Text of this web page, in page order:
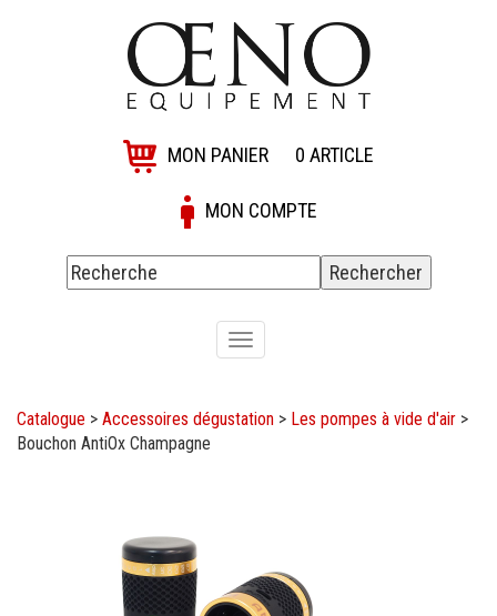
MON PANIER 0 ARTICLE
MON COMPTE
Toggle
navigation
Catalogue > Accessoires dégustation > Les pompes à vide d'air >
Bouchon AntiOx Champagne